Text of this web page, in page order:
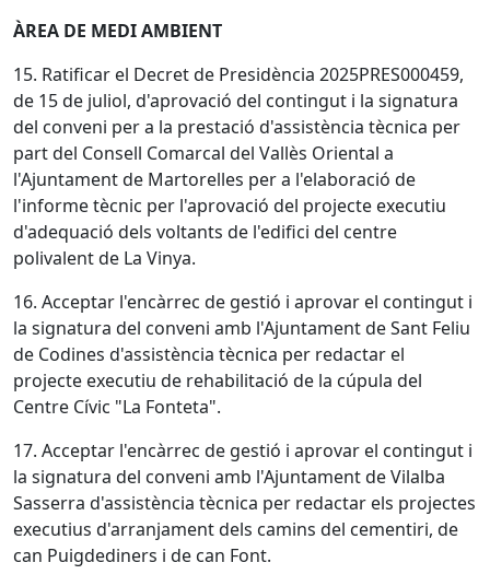
ÀREA DE MEDI AMBIENT
15. Ratificar el Decret de Presidència 2025PRES000459,
de 15 de juliol, d'aprovació del contingut i la signatura
del conveni per a la prestació d'assistència tècnica per
part del Consell Comarcal del Vallès Oriental a
l'Ajuntament de Martorelles per a l'elaboració de
l'informe tècnic per l'aprovació del projecte executiu
d'adequació dels voltants de l'edifici del centre
polivalent de La Vinya.
16. Acceptar l'encàrrec de gestió i aprovar el contingut i
la signatura del conveni amb l'Ajuntament de Sant Feliu
de Codines d'assistència tècnica per redactar el
projecte executiu de rehabilitació de la cúpula del
Centre Cívic "La Fonteta".
17. Acceptar l'encàrrec de gestió i aprovar el contingut i
la signatura del conveni amb l'Ajuntament de Vilalba
Sasserra d'assistència tècnica per redactar els projectes
executius d'arranjament dels camins del cementiri, de
can Puigdediners i de can Font.